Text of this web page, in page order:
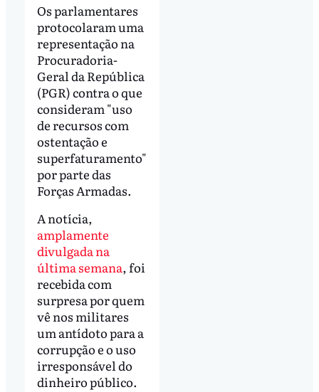
Os parlamentares
protocolaram uma
representação na
Procuradoria-
Geral da República
(PGR) contra o que
consideram "uso
de recursos com
ostentação e
superfaturamento"
por parte das
Forças Armadas.
A notícia,
amplamente
divulgada na
última semana, foi
recebida com
surpresa por quem
vê nos militares
um antídoto para a
corrupção e o uso
irresponsável do
dinheiro público.